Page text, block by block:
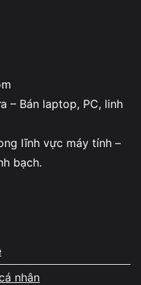
– Bán laptop, PC, linh
lĩnh vực máy tính –
bạch.
nhân